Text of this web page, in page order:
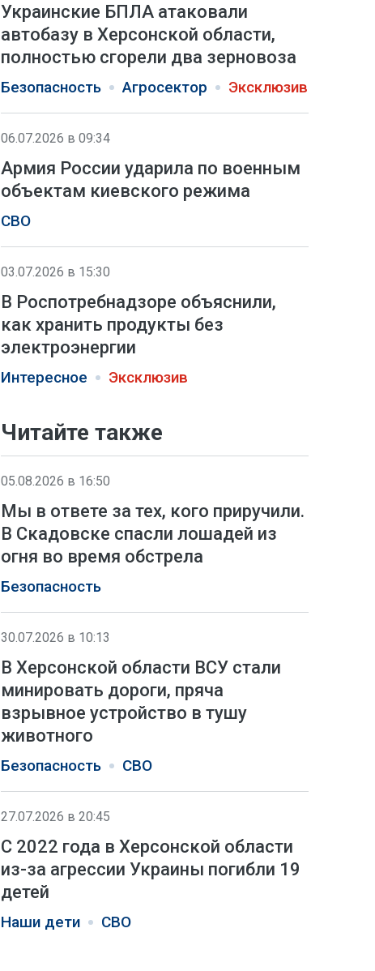
Украинские БПЛА атаковали
автобазу в Херсонской области,
полностью сгорели два зерновоза
Безопасность Агросектор Эксклюзив
06.07.2026 в 09:34
Армия России ударила по военным
объектам киевского режима
СВО
03.07.2026 в 15:30
В Роспотребнадзоре объяснили,
как хранить продукты без
электроэнергии
Интересное Эксклюзив
Читайте также
05.08.2026 в 16:50
Мы в ответе за тех, кого приручили.
В Скадовске спасли лошадей из
огня во время обстрела
Безопасность
30.07.2026 в 10:13
В Херсонской области ВСУ стали
минировать дороги, пряча
взрывное устройство в тушу
животного
Безопасность СВО
27.07.2026 в 20:45
С 2022 года в Херсонской области
из-за агрессии Украины погибли 19
детей
Наши дети СВО